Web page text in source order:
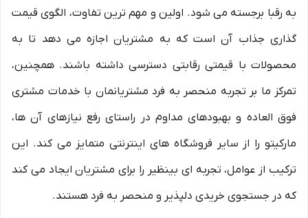
به رقبا برجسته می شود. اولین و مهم ترین تفاوت، الگوی قیمت
گذاری جذاب آن است که به مشتریان اجازه می دهد تا به
محصولات با قیمتی رقابتی دسترسی داشته باشند. همچنین،
تمرکز ما بر تجربه منحصر به فرد مشتریانمان با خدمات مشتری
فوق العاده و بهبودهای مداوم در راستای رفع نیازهای آن ها،
مارکیتو را از سایر فروشگاه های اینترنتی متمایز می کند. این
ترکیب از عوامل، تجربه ای بینظیر را برای مشتریان ایجاد می کند
که در جستجوی خریدی دلپذیر و منحصر به فرد هستند.